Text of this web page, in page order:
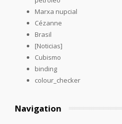
Marxa nupcial
Cézanne
Brasil
[Noticias]
Cubismo
binding
colour_checker
Navigation